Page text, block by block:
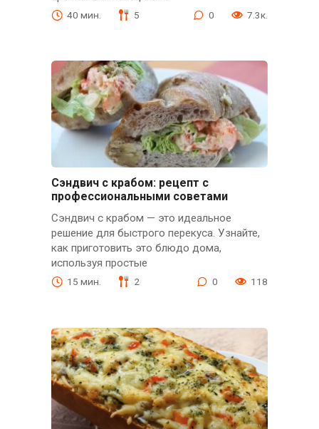
40 мин. 5 0 7.3к.
Сэндвич с крабом: рецепт с
профессиональными советами
Сэндвич с крабом — это идеальное
решение для быстрого перекуса. Узнайте,
как приготовить это блюдо дома,
используя простые
15 мин. 2 0 118